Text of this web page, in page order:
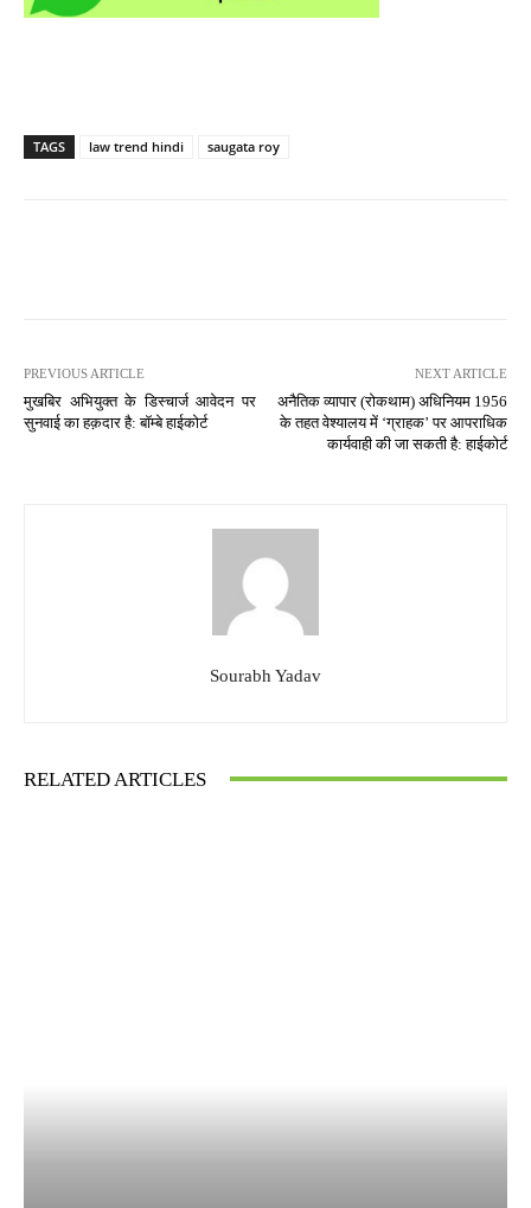
TAGS law trend hindi saugata roy
PREVIOUS ARTICLE
मुखबिर अभियुक्त के डिस्चार्ज आवेदन पर
सुनवाई का हक़दार है: बॉम्बे हाईकोर्ट
NEXT ARTICLE
अनैतिक व्यापार (रोकथाम) अधिनियम 1956
के तहत वेश्यालय में ‘ग्राहक’ पर आपराधिक
कार्यवाही की जा सकती है: हाईकोर्ट
Sourabh Yadav
RELATED ARTICLES